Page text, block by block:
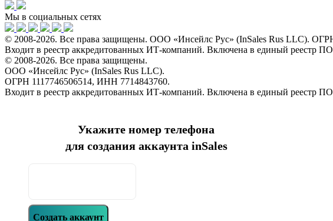
Мы в социальных сетях
© 2008-2026. Все права защищены. ООО «Инсейлс Рус» (InSales Rus LLC).
Входит в реестр аккредитованных ИТ-компаний. Включена в единый реестр
© 2008-2026. Все права защищены.
ООО «Инсейлс Рус» (InSales Rus LLC).
ОГРН 1117746506514, ИНН 7714843760.
Входит в реестр аккредитованных ИТ-компаний. Включена в единый реестр
Укажите номер телефона
для создания аккаунта inSales
Создать аккаунт